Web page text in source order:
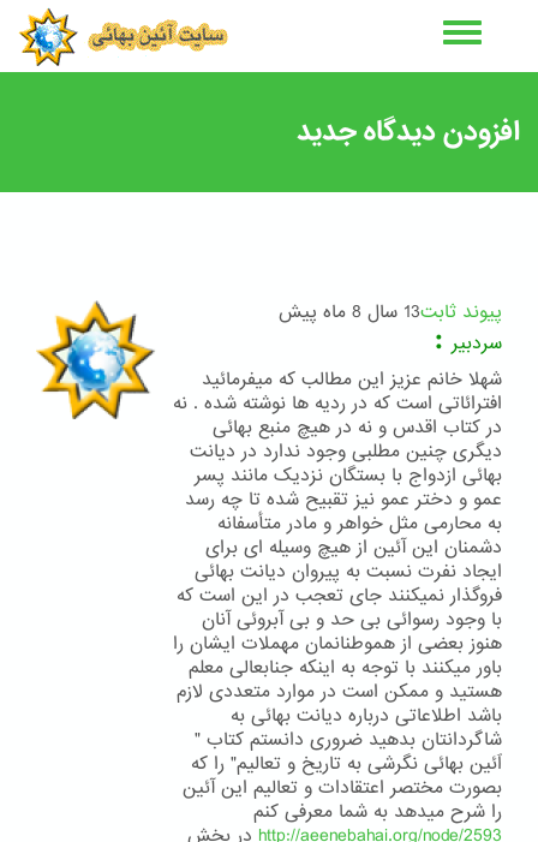
افزودن دیدگاه جدید
پیوند ثابت13 سال 8 ماه پیش
سردبیر:
شهلا خانم عزیز این مطالب که میفرمائید
افترائاتی است که در ردیه ها نوشته شده . نه
در کتاب اقدس و نه در هیچ منبع بهائی
دیگری چنین مطلبی وجود ندارد در دیانت
بهائی ازدواج با بستگان نزدیک مانند پسر
عمو و دختر عمو نیز تقبیح شده تا چه رسد
به محارمی مثل خواهر و مادر متأسفانه
دشمنان این آئین از هیچ وسیله ای برای
ایجاد نفرت نسبت به پیروان دیانت بهائی
فروگذار نمیکنند جای تعجب در این است که
با وجود رسوائی بی حد و بی آبروئی آنان
هنوز بعضی از هموطنانمان مهملات ایشان را
باور میکنند با توجه به اینکه جنابعالی معلم
هستید و ممکن است در موارد متعددی لازم
باشد اطلاعاتی درباره دیانت بهائی به
شاگردانتان بدهید ضروری دانستم کتاب "
ٱئین بهائی نگرشی به تاریخ و تعالیم" را که
بصورت مختصر اعتقادات و تعالیم این آئین
را شرح میدهد به شما معرفی کنم
http://aeenebahai.org/node/2593 در بخش